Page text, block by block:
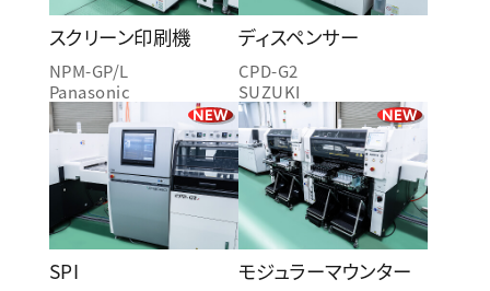
スクリーン印刷機
NPM-GP/L
Panasonic
ディスペンサー
CPD-G2
SUZUKI
NEW
SPI
NEW
モジュラーマウンター